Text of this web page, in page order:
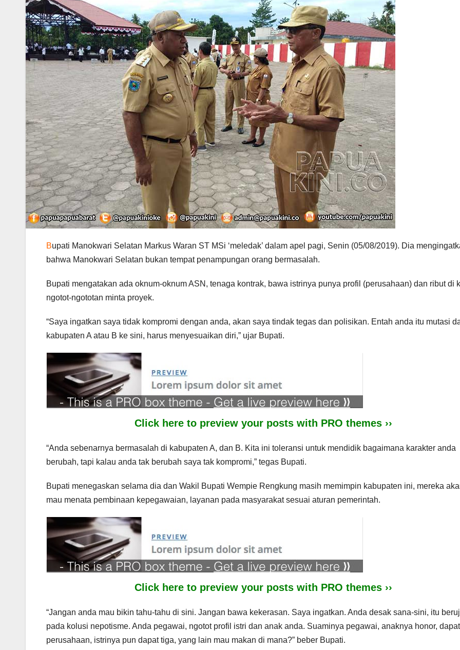
Bupati Manokwari Selatan Markus Waran ST MSi ‘meledak’ dalam apel pagi, Senin (05/08/2019). Dia
bahwa Manokwari Selatan bukan tempat penampungan orang bermasalah.
Bupati mengatakan ada oknum-oknum ASN, tenaga kontrak, bawa istrinya punya profil (perusahaan) dan ribut di
ngotot-ngototan minta proyek.
“Saya ingatkan saya tidak kompromi dengan anda, akan saya tindak tegas dan polisikan. Entah anda itu mutasi
kabupaten A atau B ke sini, harus menyesuaikan diri,” ujar Bupati.
Click here to preview your posts with PRO themes ››
“Anda sebenarnya bermasalah di kabupaten A, dan B. Kita ini toleransi untuk mendidik bagaimana karakter anda
berubah, tapi kalau anda tak berubah saya tak kompromi,” tegas Bupati.
Bupati menegaskan selama dia dan Wakil Bupati Wempie Rengkung masih memimpin kabupaten ini, mereka
mau menata pembinaan kepegawaian, layanan pada masyarakat sesuai aturan pemerintah.
Click here to preview your posts with PRO themes ››
“Jangan anda mau bikin tahu-tahu di sini. Jangan bawa kekerasan. Saya ingatkan. Anda desak sana-sini, itu
pada kolusi nepotisme. Anda pegawai, ngotot profil istri dan anak anda. Suaminya pegawai, anaknya honor, dapat
perusahaan, istrinya pun dapat tiga, yang lain mau makan di mana?” beber Bupati.